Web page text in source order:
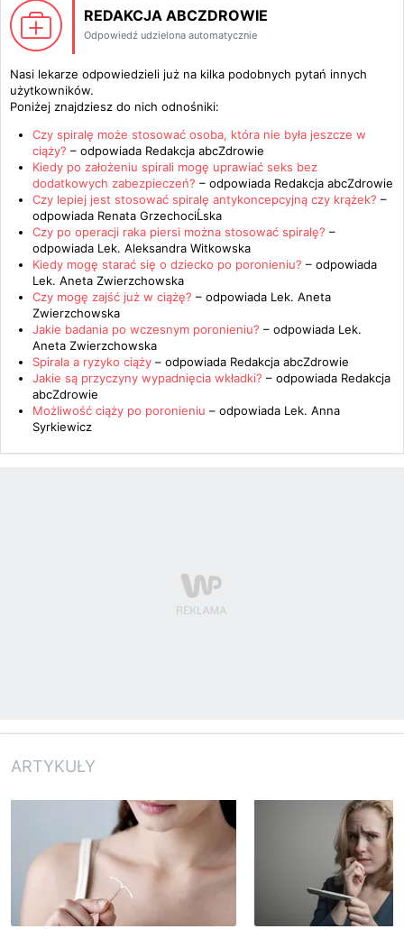
REDAKCJA ABCZDROWIE
Odpowiedź udzielona automatycznie
Nasi lekarze odpowiedzieli już na kilka podobnych pytań innych
użytkowników.
Poniżej znajdziesz do nich odnośniki:
Czy spiralę może stosować osoba, która nie była jeszcze w
ciąży? – odpowiada Redakcja abcZdrowie
Kiedy po założeniu spirali mogę uprawiać seks bez
dodatkowych zabezpieczeń? – odpowiada Redakcja abcZdrowie
Czy lepiej jest stosować spiralę antykoncepcyjną czy krążek? –
odpowiada Renata GrzechociĹska
Czy po operacji raka piersi można stosować spiralę? –
odpowiada Lek. Aleksandra Witkowska
Kiedy mogę starać się o dziecko po poronieniu? – odpowiada
Lek. Aneta Zwierzchowska
Czy mogę zajść już w ciążę? – odpowiada Lek. Aneta
Zwierzchowska
Jakie badania po wczesnym poronieniu? – odpowiada Lek.
Aneta Zwierzchowska
Spirala a ryzyko ciąży – odpowiada Redakcja abcZdrowie
Jakie są przyczyny wypadnięcia wkładki? – odpowiada Redakcja
abcZdrowie
Możliwość ciąży po poronieniu – odpowiada Lek. Anna
Syrkiewicz
ARTYKUŁY